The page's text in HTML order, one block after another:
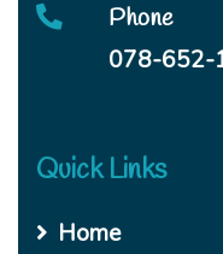
Phone
078-652-
Quick Links
Home